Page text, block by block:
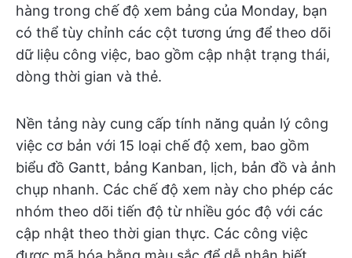
hàng trong chế độ xem bảng của Monday, bạn
có thể tùy chỉnh các cột tương ứng để theo dõi
dữ liệu công việc, bao gồm cập nhật trạng thái,
dòng thời gian và thẻ.
Nền tảng này cung cấp tính năng quản lý công
việc cơ bản với 15 loại chế độ xem, bao gồm
biểu đồ Gantt, bảng Kanban, lịch, bản đồ và ảnh
chụp nhanh. Các chế độ xem này cho phép các
nhóm theo dõi tiến độ từ nhiều góc độ với các
cập nhật theo thời gian thực. Các công việc